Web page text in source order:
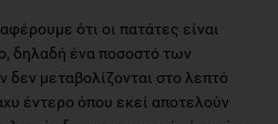
ότι οι πατάτες είναι
δηλαδή ένα ποσοστό των
μεταβολίζονται στο λεπτό
έντερο όπου εκεί αποτελούν